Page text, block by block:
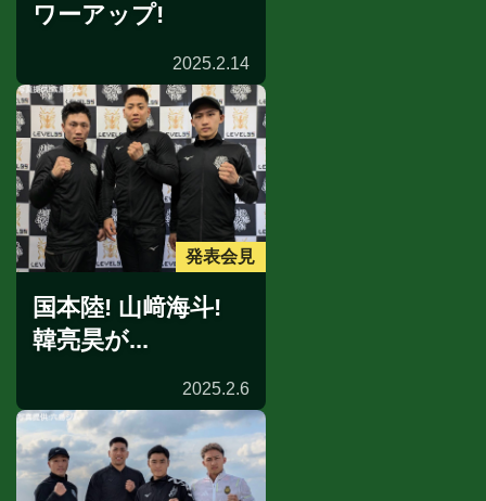
ワーアップ!
2025.2.14
発表会見
国本陸! 山﨑海斗!
韓亮昊が...
2025.2.6